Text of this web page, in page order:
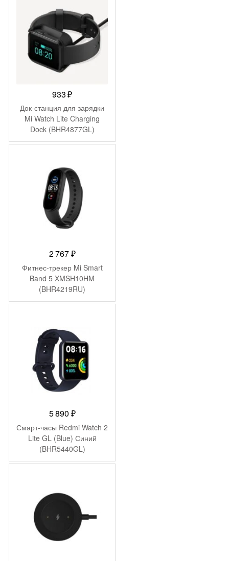
933₽
Док-станция для зарядки
Mi Watch Lite Charging
Dock (BHR4877GL)
2 767₽
Фитнес-трекер Mi Smart
Band 5 XMSH10HM
(BHR4219RU)
5 890 ₽
Смарт-часы Redmi Watch 2
Lite GL (Blue) Синий
(BHR5440GL)